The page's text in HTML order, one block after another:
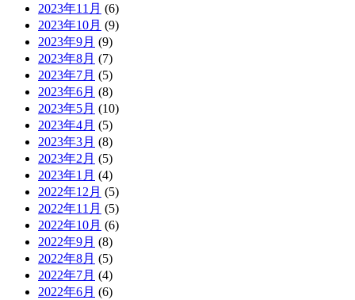
2023年11月 (6)
2023年10月 (9)
2023年9月 (9)
2023年8月 (7)
2023年7月 (5)
2023年6月 (8)
2023年5月 (10)
2023年4月 (5)
2023年3月 (8)
2023年2月 (5)
2023年1月 (4)
2022年12月 (5)
2022年11月 (5)
2022年10月 (6)
2022年9月 (8)
2022年8月 (5)
2022年7月 (4)
2022年6月 (6)